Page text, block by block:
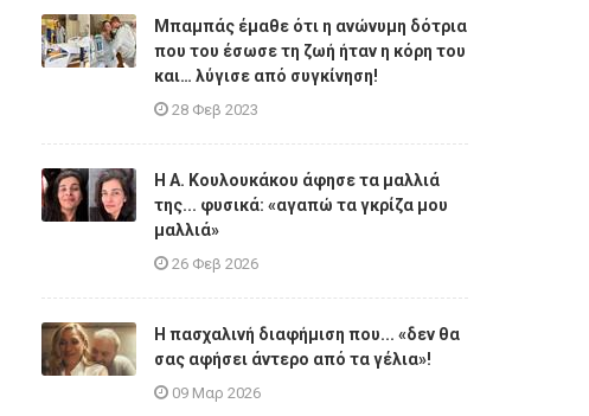
Μπαμπάς έμαθε ότι η ανώνυμη δότρια
που του έσωσε τη ζωή ήταν η κόρη του
και… λύγισε από συγκίνηση!
28 Φεβ 2023
Η A. Κουλουκάκου άφησε τα μαλλιά
της... φυσικά: «αγαπώ τα γκρίζα μου
μαλλιά»
26 Φεβ 2026
Η πασχαλινή διαφήμιση που... «δεν θα
σας αφήσει άντερο από τα γέλια»!
09 Μαρ 2026